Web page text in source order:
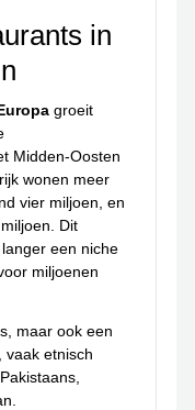
in
groeit
Midden-Oosten
wonen meer
vier miljoen, en
Dit
een niche
miljoenen
maar ook een
vaak etnisch